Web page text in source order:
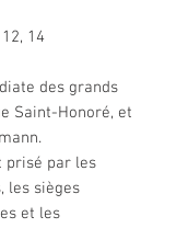
14
des grands
Saint-Honoré, et
prisé par les
les sièges
et les